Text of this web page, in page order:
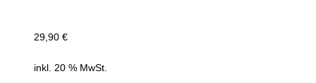
29,90 €
inkl. 20 % MwSt.